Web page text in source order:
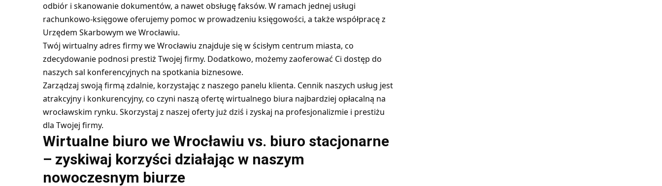
odbiór i skanowanie dokumentów, a nawet obsługę faksów. W ramach jednej usługi
rachunkowo-księgowe oferujemy pomoc w prowadzeniu księgowości, a także współpracę z
Urzędem Skarbowym we Wrocławiu.
Twój wirtualny adres firmy we Wrocławiu znajduje się w ścisłym centrum miasta, co
zdecydowanie podnosi prestiż Twojej firmy. Dodatkowo, możemy zaoferować Ci dostęp do
naszych sal konferencyjnych na spotkania biznesowe.
Zarządzaj swoją firmą zdalnie, korzystając z naszego panelu klienta. Cennik naszych usług jest
atrakcyjny i konkurencyjny, co czyni naszą ofertę wirtualnego biura najbardziej opłacalną na
wrocławskim rynku. Skorzystaj z naszej oferty już dziś i zyskaj na profesjonalizmie i prestiżu
dla Twojej firmy.
Wirtualne biuro we Wrocławiu vs. biuro stacjonarne
– zyskiwaj korzyści działając w naszym
nowoczesnym biurze